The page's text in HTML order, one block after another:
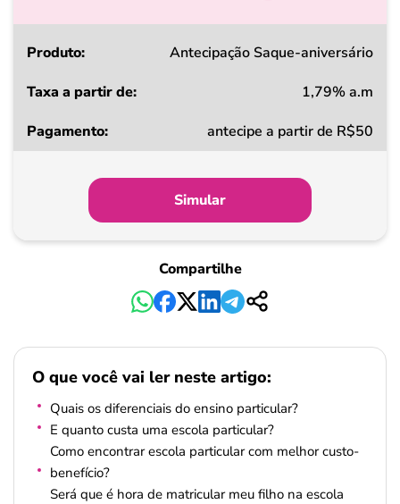
Produto
a
Pagamento
Antecipação Saque-aniversário
1,79% a.m
antecipe a partir de R$50
Simular
Compartilhe
O que você vai ler neste artigo:
Quais os diferenciais do ensino particular?
E quanto custa uma escola particular?
Como encontrar escola particular com melhor custo-
benefício?
Será que é hora de matricular meu filho na escola